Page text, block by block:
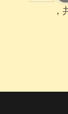
，